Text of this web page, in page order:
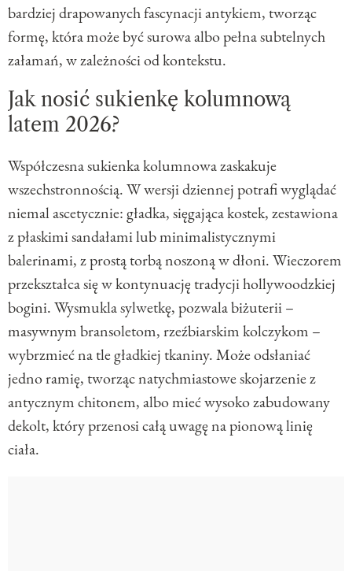
bardziej drapowanych fascynacji antykiem, tworząc
formę, która może być surowa albo pełna subtelnych
załamań, w zależności od kontekstu.
Jak nosić sukienkę kolumnową
latem 2026?
Współczesna sukienka kolumnowa zaskakuje
wszechstronnością. W wersji dziennej potrafi wyglądać
niemal ascetycznie: gładka, sięgająca kostek, zestawiona
z płaskimi sandałami lub minimalistycznymi
balerinami, z prostą torbą noszoną w dłoni. Wieczorem
przekształca się w kontynuację tradycji hollywoodzkiej
bogini. Wysmukla sylwetkę, pozwala biżuterii –
masywnym bransoletom, rzeźbiarskim kolczykom –
wybrzmieć na tle gładkiej tkaniny. Może odsłaniać
jedno ramię, tworząc natychmiastowe skojarzenie z
antycznym chitonem, albo mieć wysoko zabudowany
dekolt, który przenosi całą uwagę na pionową linię
ciała.